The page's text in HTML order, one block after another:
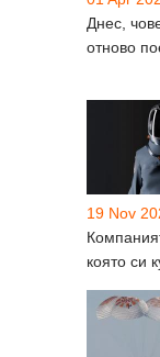
Днес,
отново
19 Nov
която си